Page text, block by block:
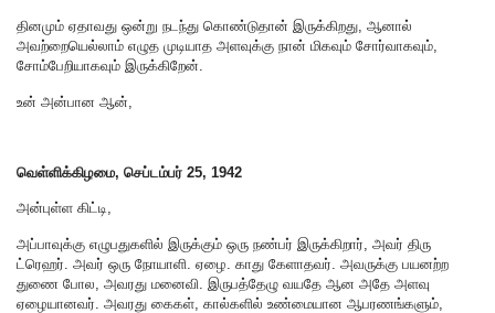
தினமும் ஏதாவது ஒன்று நடந்து கொண்டுதான் இருக்கிறது, ஆனால்
அவற்றையெல்லாம் எழுத முடியாத அளவுக்கு நான் மிகவும் சோர்வாகவும்,
சோம்பேறியாகவும் இருக்கிறேன்.
உன் அன்பான ஆன்,
வெள்ளிக்கிழமை, செப்டம்பர் 25, 1942
அன்புள்ள கிட்டி,
அப்பாவுக்கு எழுபதுகளில் இருக்கும் ஒரு நண்பர் இருக்கிறார், அவர் திரு
ட்ரெஹர். அவர் ஒரு நோயாளி. ஏழை. காது கேளாதவர். அவருக்கு பயனற்ற
துணை போல, அவரது மனைவி. இருபத்தேழு வயதே ஆன அதே அளவு
ஏழையானவர். அவரது கைகள், கால்களில் உண்மையான ஆபரணங்களும்,